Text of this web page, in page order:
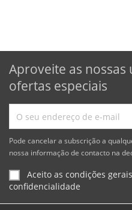
Aproveite as
ofertas especiais
Pode cancelar a subscrição a
nossa informação de contacto na
Aceito as condições
confidencialidade